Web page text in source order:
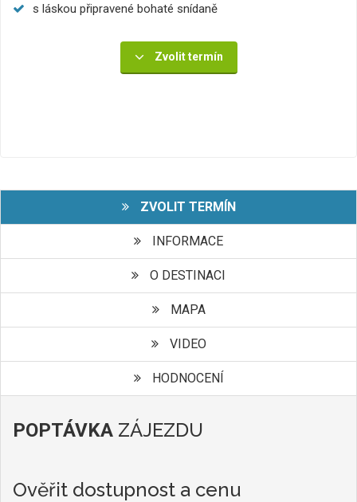
s láskou připravené bohaté snídaně
Zvolit termín
ZVOLIT TERMÍN
INFORMACE
O DESTINACI
MAPA
VIDEO
HODNOCENÍ
POPTÁVKA ZÁJEZDU
Ověřit dostupnost a cenu